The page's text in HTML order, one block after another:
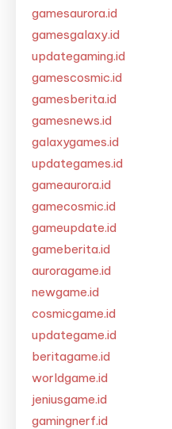
gamesaurora.id
gamesgalaxy.id
updategaming.id
gamescosmic.id
gamesberita.id
gamesnews.id
galaxygames.id
updategames.id
gameaurora.id
gamecosmic.id
gameupdate.id
gameberita.id
auroragame.id
newgame.id
cosmicgame.id
updategame.id
beritagame.id
worldgame.id
jeniusgame.id
gamingnerf.id